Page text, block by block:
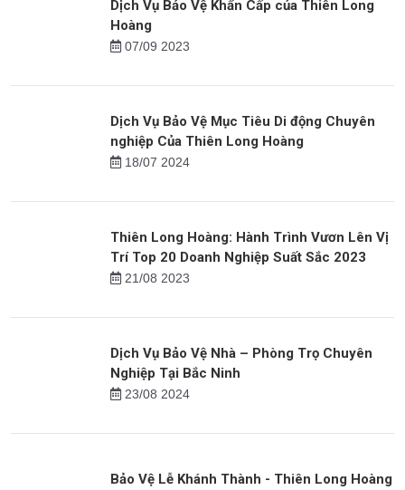
Tin mới
Dịch Vụ Bảo Vệ Khẩn Cấp của Thiên Long
Hoàng
Dịch Vụ Bảo Vệ Mục Tiêu Di động Chuyên
nghiệp Của Thiên Long Hoàng
Thiên Long Hoàng: Hành Trình Vươn Lên Vị
Trí Top 20 Doanh Nghiệp Suất Sắc 2023
Dịch Vụ Bảo Vệ Nhà – Phòng Trọ Chuyên